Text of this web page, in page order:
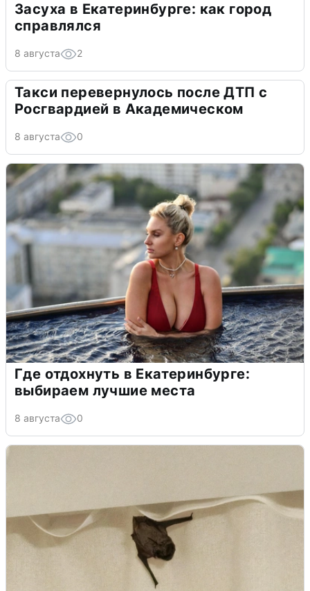
Засуха в Екатеринбурге: как город
справлялся
8 августа 2
Такси перевернулось после ДТП с
Росгвардией в Академическом
8 августа 0
Где отдохнуть в Екатеринбурге:
выбираем лучшие места
8 августа 0